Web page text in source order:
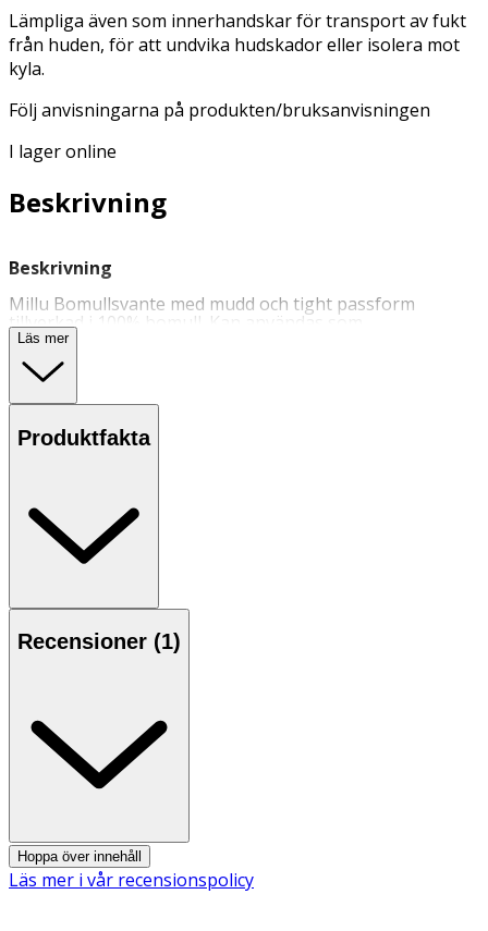
Lämpliga även som innerhandskar för transport av fukt
från huden, för att undvika hudskador eller isolera mot
kyla.
Följ anvisningarna på produkten/bruksanvisningen
I lager online
Beskrivning
Beskrivning
Millu Bomullsvante med mudd och tight passform
tillverkad i 100% bomull. Kan användas som
innerhandske under vattentäta handskar såsom
skyddshandskar
som innerhandskar för transport av fukt från huden, för
att undvika hudskador eller isolera mot kyla. Följ
anvisningarna på produkten/bruksanvisningen.
Användning
undvik direkt solljus.
Innehåll
Läs mer
Produktfakta
Recensioner (1)
Hoppa över innehåll
Läs mer i vår recensionspolicy